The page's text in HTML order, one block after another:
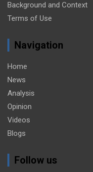
Background and Context
Terms of Use
Navigation
Home
News
Analysis
Opinion
Videos
Blogs
Follow us